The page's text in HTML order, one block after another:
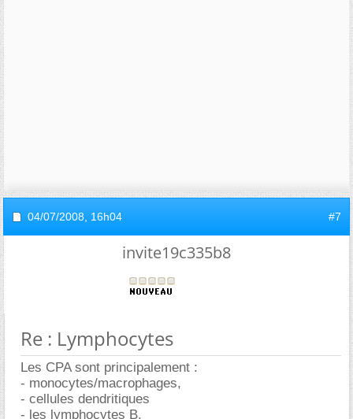
04/07/2008, 16h04 #7
invite19c335b8
Re : Lymphocytes
Les CPA sont principalement :
- monocytes/macrophages,
- cellules dendritiques
- les lymphocytes B.